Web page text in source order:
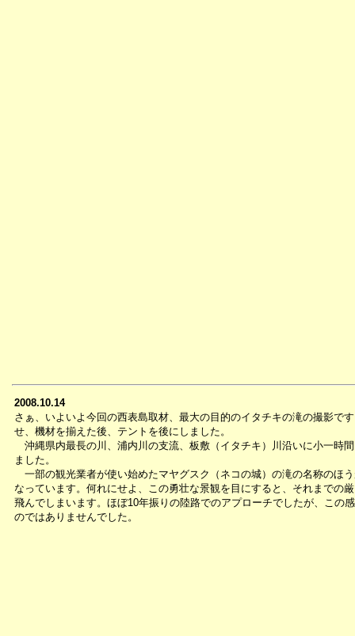
2008.10.14
さぁ、いよいよ今回の西表島取材、最大の目的のイタチキの滝の撮影で
せ、機材を揃えた後、テントを後にしました。
沖縄県内最長の川、浦内川の支流、板敷（イタチキ）川沿いに小一時
ました。
一部の観光業者が使い始めたマヤグスク（ネコの城）の滝の名称のほ
なっています。何れにせよ、この勇壮な景観を目にすると、それまでの
飛んでしまいます。ほぼ10年振りの陸路でのアプローチでしたが、この
のではありませんでした。